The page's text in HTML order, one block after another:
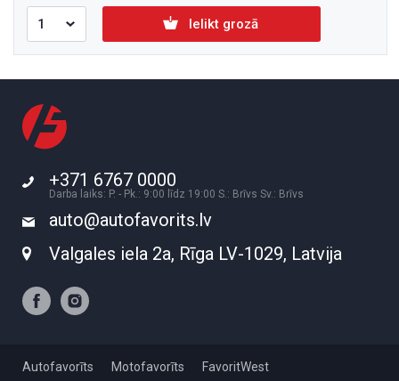
Ielikt grozā
+371 6767 0000
Darba laiks: P. - Pk.: 9:00 līdz 19:00 S.: Brīvs Sv.: Brīvs
auto@autofavorits.lv
Valgales iela 2a, Rīga LV-1029, Latvija
Autofavorīts Motofavorīts FavoritWest